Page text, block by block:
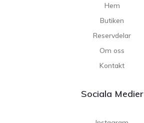
Hem
Butiken
Reservdelar
Om oss
Kontakt
Sociala Medier